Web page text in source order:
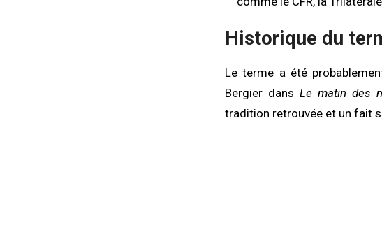
Historique du
Le terme a été
Bergier dans Le matin des
tradition retrouvée et un fait